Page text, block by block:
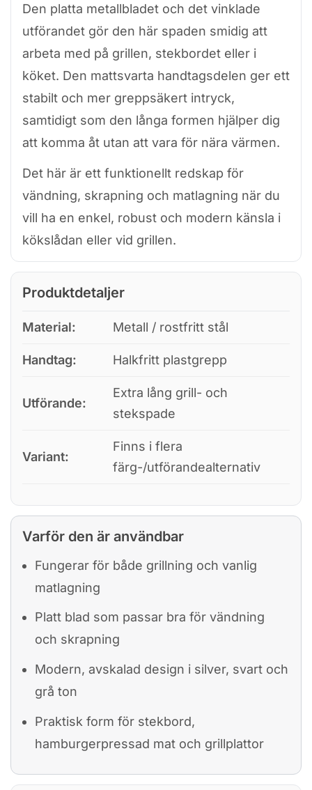
Den platta metallbladet och det vinklade
utförandet gör den här spaden smidig att
arbeta med på grillen, stekbordet eller i
köket. Den mattsvarta handtagsdelen ger ett
stabilt och mer greppsäkert intryck,
samtidigt som den långa formen hjälper dig
att komma åt utan att vara för nära värmen.
Det här är ett funktionellt redskap för
vändning, skrapning och matlagning när du
vill ha en enkel, robust och modern känsla i
kökslådan eller vid grillen.
Produktdetaljer
Material: Metall / rostfritt stål
Handtag: Halkfritt plastgrepp
Utförande:
Extra lång grill- och
stekspade
Variant:
Finns i flera
färg-/utförandealternativ
Varför den är användbar
Fungerar för både grillning och vanlig
matlagning
Platt blad som passar bra för vändning
och skrapning
Modern, avskalad design i silver, svart och
grå ton
Praktisk form för stekbord,
hamburgerpressad mat och grillplattor